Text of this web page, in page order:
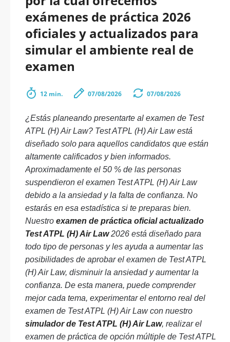
exámenes de práctica 2026
oficiales y actualizados para
simular el ambiente real de
examen
12 min. 07/08/2026 07/08/2026
¿Estás planeando presentarte al examen de Test
ATPL (H) Air Law? Test ATPL (H) Air Law está
diseñado solo para aquellos candidatos que están
altamente calificados y bien informados.
Aproximadamente el 50 % de las personas
suspendieron el examen Test ATPL (H) Air Law
debido a la ansiedad y la falta de confianza. No
estarás en esa estadística si te preparas bien.
Nuestro examen de práctica oficial actualizado
Test ATPL (H) Air Law2026 está diseñado para
todo tipo de personas y les ayuda a aumentar las
posibilidades de aprobar el examen de Test ATPL
(H) Air Law, disminuir la ansiedad y aumentar la
confianza. De esta manera, puede comprender
mejor cada tema, experimentar el entorno real del
examen de Test ATPL (H) Air Law con nuestro
simulador de Test ATPL (H) Air Law, realizar el
examen de práctica de opción múltiple de Test ATPL